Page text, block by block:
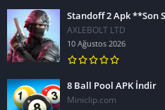
Standoff 2 Apk **Son
AXLEBOLT LTD
10 Ağustos 2026
8 Ball Pool APK İndir
Miniclip.com